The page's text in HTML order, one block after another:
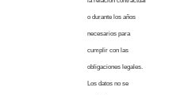
o durante los años
necesarios para
cumplir con las
obligaciones legales.
Los datos no se